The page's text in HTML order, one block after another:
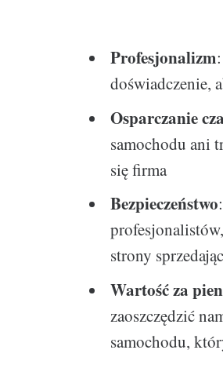
Profesjonalizm
doświadczenie,
Osparczanie
samochodu ani
się firma
Bezpieczeństwo
strony
Wartość za
zaoszczędzić
samochodu,